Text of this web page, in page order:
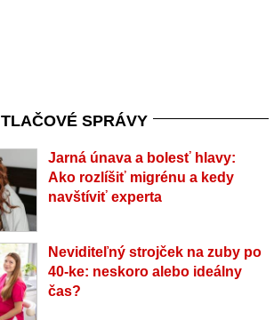
TLAČOVÉ SPRÁVY
Jarná únava a bolesť hlavy:
Ako rozlíšiť migrénu a kedy
navštíviť experta
Neviditeľný strojček na zuby po
40-ke: neskoro alebo ideálny
čas?